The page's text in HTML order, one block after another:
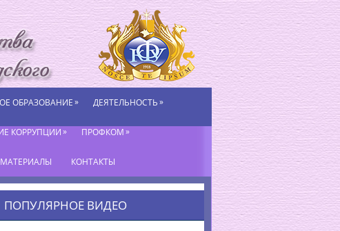
ОБРАЗОВАНИЕ» ДЕЯТЕЛЬНОСТЬ»
КОРРУПЦИИ» ПРОФКОМ»
КОНТАКТЫ
ПОПУЛЯРНОЕ ВИДЕО